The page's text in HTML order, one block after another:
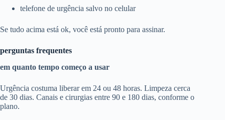
telefone de urgência salvo no celular
Se tudo acima está ok, você está pronto para assinar.
perguntas frequentes
em quanto tempo começo a usar
Urgência costuma liberar em 24 ou 48 horas. Limpeza cerca
de 30 dias. Canais e cirurgias entre 90 e 180 dias, conforme o
plano.